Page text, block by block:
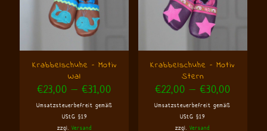
Krabbelschuhe – Motiv
Wal
€23,00 –€31,00 Preisspanne:
€23,00
bis
Umsatzsteuerbefreit gemäß
UStG §19
zzgl. Versand
Krabbelschuhe – Motiv
Stern
€22,00 – €30,00
bis
Umsatzsteuerbefreit gemäß
UStG §19
zzgl.Versand